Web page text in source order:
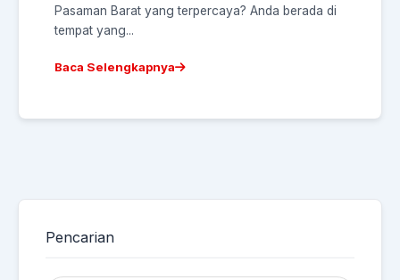
Pasaman Barat yang terpercaya? Anda berada di
tempat yang...
Baca Selengkapnya
Pencarian